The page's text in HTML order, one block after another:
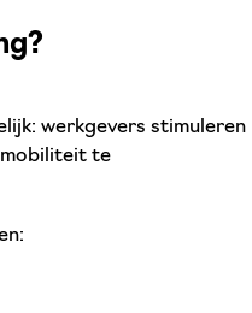
werkgevers stimuleren
mobiliteit te